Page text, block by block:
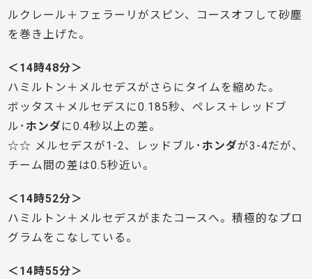
ルクレール＋フェラーリがスピン、コースオフして砂塵
を巻き上げた。
＜14時48分＞
ハミルトン＋メルセデスがさらにタイムを縮めた。
ボッタス＋メルセデスに0.185秒、ペレス＋レッドブ
ル･ ホンダ に0.4秒以上の差。
☆☆ メルセデスが1-2、レッドブル･ ホンダが3-4だが、
チーム間の差は0.5秒近い。
＜14時52分＞
ハミルトン＋メルセデスがまたコースへ。積極的なプロ
グラムをこなしている。
＜14時55分＞